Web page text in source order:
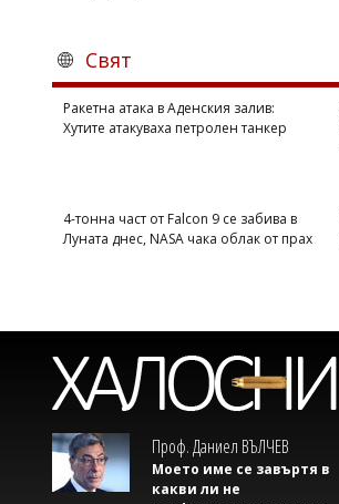
Свят
Ракетна атака в Аденския залив:
Хутите атакуваха петролен танкер
4-тонна част от Falcon 9 се забива в
Луната днес, NASA чака облак от прах
Проф. Даниел ВЪЛЧЕВ
Моето име се завъртя в
какви ли не